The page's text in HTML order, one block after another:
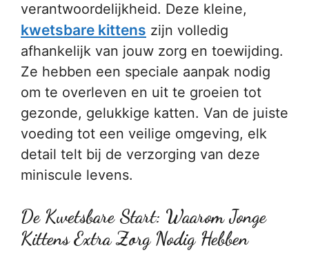
verantwoordelijkheid. Deze kleine,
kwetsbare kittens zijn volledig
afhankelijk van jouw zorg en toewijding.
Ze hebben een speciale aanpak nodig
om te overleven en uit te groeien tot
gezonde, gelukkige katten. Van de juiste
voeding tot een veilige omgeving, elk
detail telt bij de verzorging van deze
miniscule levens.
De Kwetsbare Start: Waarom Jonge
Kittens Extra Zorg Nodig Hebben